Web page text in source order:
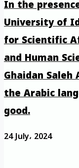
In the
University of
for Scientific
and Human
Ghaidan
the Arabic
good.
24 July، 2024